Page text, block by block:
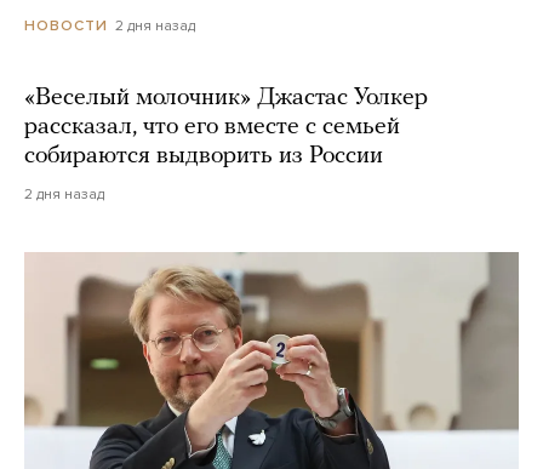
НОВОСТИ 2 дня назад
«Веселый молочник» Джастас Уолкер
рассказал, что его вместе с семьей
собираются выдворить из России
2 дня назад